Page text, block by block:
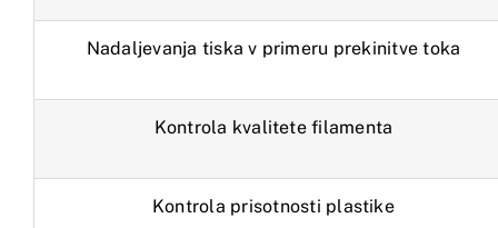
Nadaljevanja tiska v primeru prekinitve toka
Kontrola kvalitete filamenta
Kontrola prisotnosti plastike